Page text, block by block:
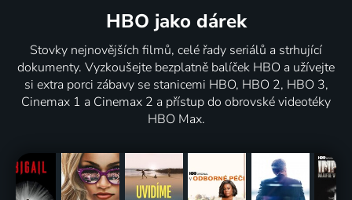
HBO jako dárek
Stovky nejnovějších filmů, celé řady seriálů a strhující
dokumenty. Vyzkoušejte bezplatně balíček HBO a užívejte
si extra porci zábavy se stanicemi HBO, HBO 2, HBO 3,
Cinemax 1 a Cinemax 2 a přístup do obrovské videotéky
HBO Max.